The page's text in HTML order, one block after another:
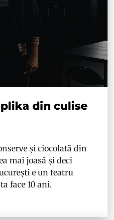
din culise
și ciocolată din
mai joasă și deci
e un teatru
face 10 ani.